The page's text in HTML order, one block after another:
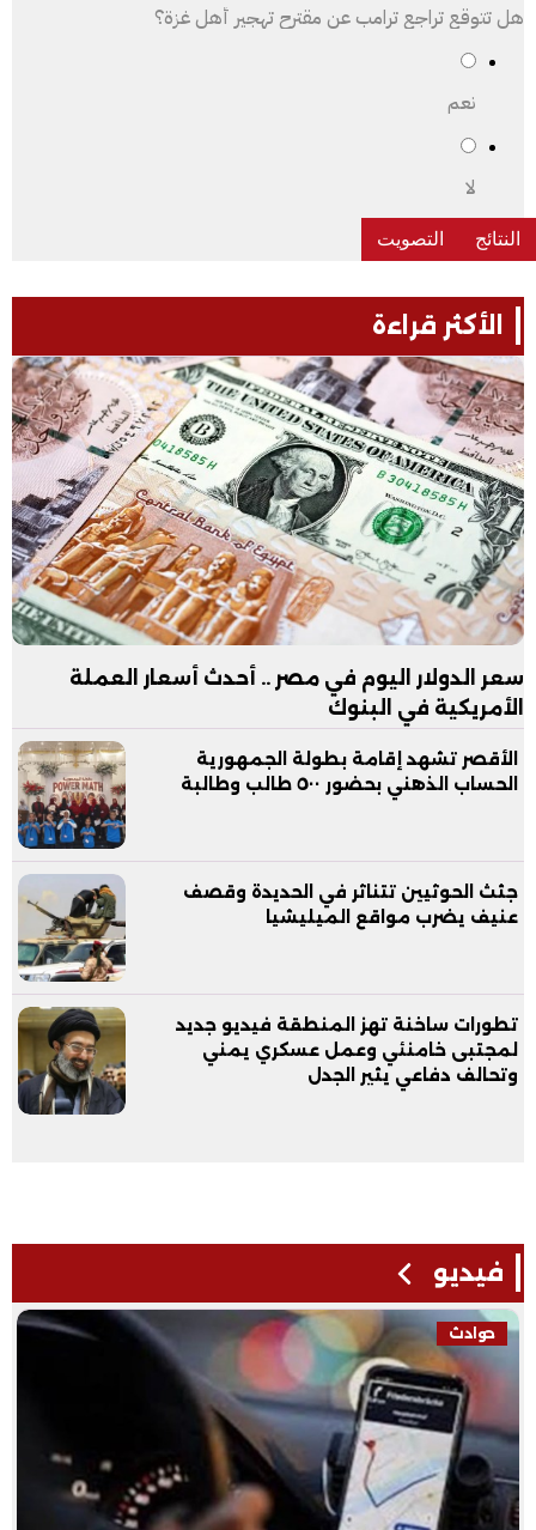
هل تتوقع تراجع ترامب عن مقترح تهجير أهل غزة؟
نعم
لا
الأكثر قراءة
سعر الدولار اليوم في مصر .. أحدث أسعار العملة
الأمريكية في البنوك
الأقصر تشهد إقامة بطولة الجمهورية
الحساب الذهني بحضور ٥٠٠ طالب وطالبة
جثث الحوثيين تتناثر في الحديدة وقصف
عنيف يضرب مواقع الميليشيا
تطورات ساخنة تهز المنطقة فيديو جديد
لمجتبى خامنئي وعمل عسكري يمني
وتحالف دفاعي يثير الجدل
فيديو
حوادث